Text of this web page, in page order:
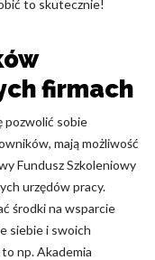
to skutecznie!
firmach
pozwolić sobie
mają możliwość
Fundusz Szkoleniowy
urzędów pracy.
środki na wsparcie
siebie i swoich
np. Akademia
celu śledzenia
bardziej cenne dla
są w procesie
ciasteczek.